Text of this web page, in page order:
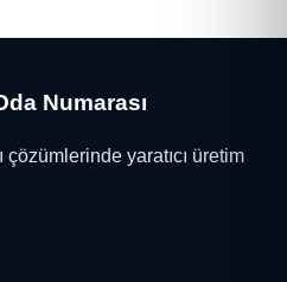
Numarası
yaratıcı üretim